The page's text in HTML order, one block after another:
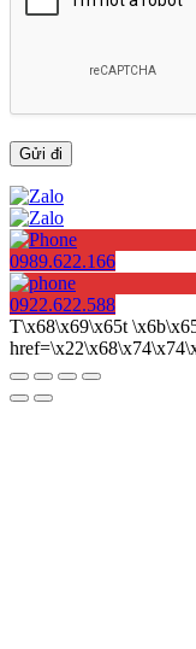
0989.622.166
0922.622.588
T\x68\x69\x65t